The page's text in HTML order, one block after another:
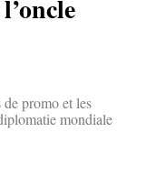
de promo et les
mondiale